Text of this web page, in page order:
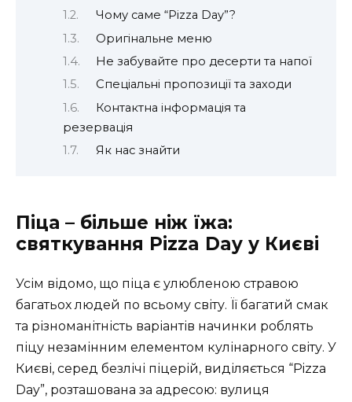
Чому саме “Pizza Day”?
Оригінальне меню
Не забувайте про десерти та напої
Спеціальні пропозиції та заходи
Контактна інформація та
резервація
Як нас знайти
Піца – більше ніж їжа:
святкування Pizza Day у Києві
Усім відомо, що піца є улюбленою стравою
багатьох людей по всьому світу. Її багатий смак
та різноманітність варіантів начинки роблять
піцу незамінним елементом кулінарного світу. У
Києві, серед безлічі піцерій, виділяється “Pizza
Day”, розташована за адресою: вулиця